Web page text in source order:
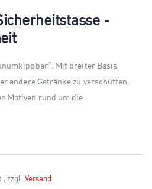
-
Mit breiter Basis
andere Getränke zu verschütten.
Motiven rund um die
zzgl. Versand